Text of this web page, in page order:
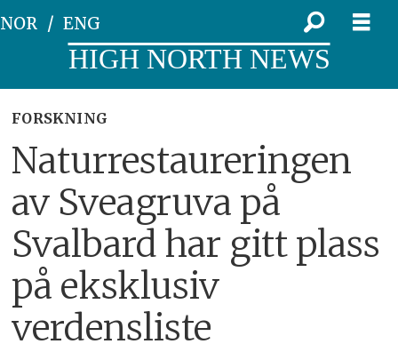
NOR ENG
HIGH NORTH NEWS
FORSKNING
Naturrestaureringen
av Sveagruva på
Svalbard har gitt plass
på eksklusiv
verdensliste